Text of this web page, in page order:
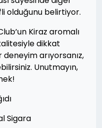
olduğunu belirtiyor.
Kiraz aromalı
dikkat
arıyorsanız,
Unutmayın,
Sigara